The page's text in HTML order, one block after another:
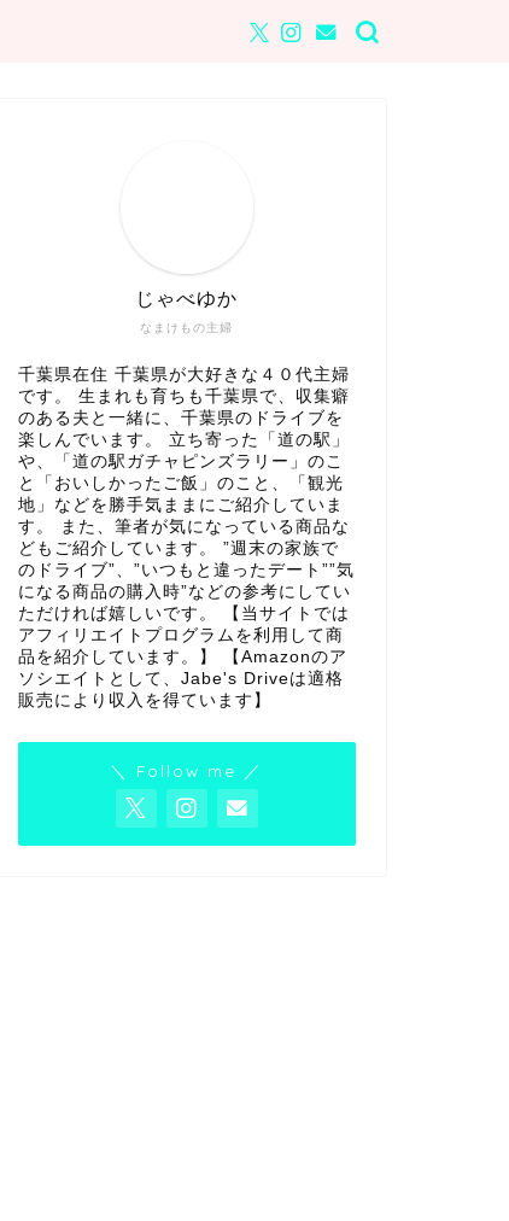
なまけもの主婦
じゃべゆか
千葉県在住 千葉県が大好きな４０代主婦
です。 生まれも育ちも千葉県で、収集癖
のある夫と一緒に、千葉県のドライブを
楽しんでいます。 立ち寄った「道の駅」
や、「道の駅ガチャピンズラリー」のこ
と「おいしかったご飯」のこと、「観光
地」などを勝手気ままにご紹介していま
す。 また、筆者が気になっている商品な
どもご紹介しています。 ”週末の家族で
のドライブ”、”いつもと違ったデート””気
になる商品の購入時”などの参考にしてい
ただければ嬉しいです。 【当サイトでは
アフィリエイトプログラムを利用して商
品を紹介しています。】 【Amazonのア
ソシエイトとして、Jabe's Driveは適格
販売により収入を得ています】
＼ Follow me ／